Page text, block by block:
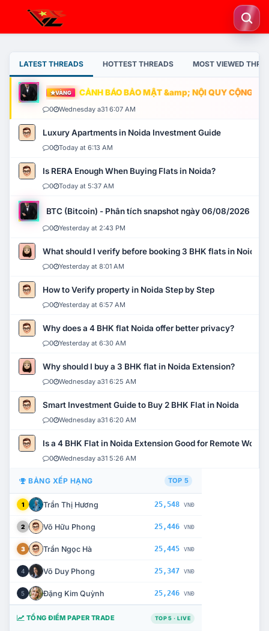
LATEST THREADS HOTTEST THREADS MOST VIEWED
VÀNG CẢNH BÁO BẢO MẬT &amp; NỘI QUY CỘNG
0 Wednesday a31 6:07 AM
Luxury Apartments in Noida Investment Guide
0 Today at 6:13 AM
Is RERA Enough When Buying Flats in Noida?
0 Today at 5:37 AM
BTC (Bitcoin) - Phân tích snapshot ngày 06/08/2026
0 Yesterday at 2:43 PM
What should I verify before booking 3 BHK flats in Noida?
0 Yesterday at 8:01 AM
How to Verify property in Noida Step by Step
0 Yesterday at 6:57 AM
Why does a 4 BHK flat Noida offer better privacy?
0 Yesterday at 6:30 AM
Why should I buy a 3 BHK flat in Noida Extension?
0 Wednesday a31 6:25 AM
Smart Investment Guide to Buy 2 BHK Flat in Noida
0 Wednesday a31 6:20 AM
Is a 4 BHK Flat in Noida Extension Good for Remote Work?
0 Wednesday a31 5:26 AM
BẢNG XẾP HẠNG TOP 5
1 Trần Thị Hương 25,548 VNĐ
2 Võ Hữu Phong 25,446 VNĐ
3 Trần Ngọc Hà 25,445 VNĐ
4 Võ Duy Phong 25,347 VNĐ
5 Đặng Kim Quỳnh 25,246 VNĐ
TỔNG ĐIỂM PAPER TRADE TOP 5 · LIVE